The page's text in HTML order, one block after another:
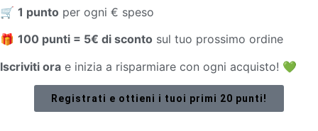
🛒 1 punto per ogni € speso
🎁 100 punti = 5€ di sconto sul tuo prossimo ordine
Iscriviti ora e inizia a risparmiare con ogni acquisto! 💚
Registrati e ottieni i tuoi primi 20 punti!